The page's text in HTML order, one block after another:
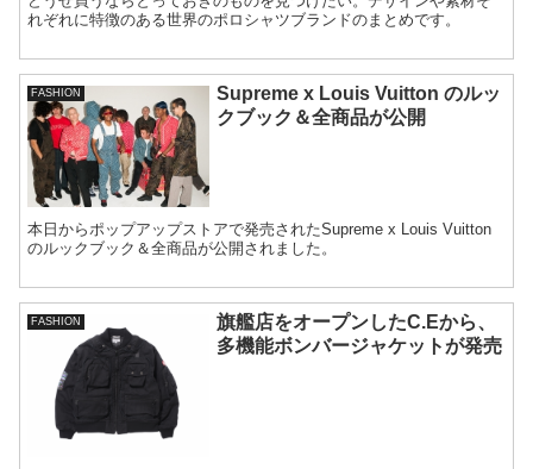
れぞれに特徴のある世界のポロシャツブランドのまとめです。
FASHION
Supreme x Louis Vuitton のルッ
クブック＆全商品が公開
本日からポップアップストアで発売されたSupreme x Louis Vuitton
のルックブック＆全商品が公開されました。
FASHION
旗艦店をオープンしたC.Eから、
多機能ボンバージャケットが発売